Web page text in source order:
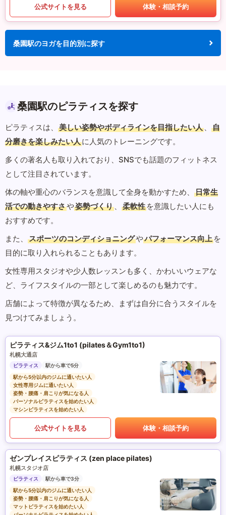
公式サイトを見る 体験・相談予約
桑園駅のヨガを目的別に探す
桑園駅のピラティスを探す
ピラティスは、 美しい姿勢やボディラインを目指したい人 、
自
分磨きを楽しみたい人に人気のトレーニングです。
多くの著名人も取り入れており、SNSでも話題のフィットネス
として注目されています。
体の軸や重心のバランスを意識して全身を動かすため、
日常生
活での動きやすさや姿勢づくり 、 柔軟性 を意識したい人にも
おすすめです。
また、
スポーツのコンディショニングやパフォーマンス向上 を
目的に取り入れられることもあります。
女性専用スタジオや少人数レッスンも多く、かわいいウェアな
ど、ライフスタイルの一部として楽しめるのも魅力です。
店舗によって特徴が異なるため、まずは自分に合うスタイルを
見つけてみましょう。
ピラティス&ジム1to1 (pilates＆Gym1to1)
札幌大通店
ピラティス
駅から車で5分
駅から5分以内のジムに通いたい人
女性専用ジムに通いたい人
姿勢・腰痛・肩こりが気になる人
パーソナルピラティスを始めたい人
マシンピラティスを始めたい人
公式サイトを見る 体験・相談予約
ゼンプレイスピラティス (zen place pilates)
札幌スタジオ店
ピラティス
駅から車で3分
駅から5分以内のジムに通いたい人
姿勢・腰痛・肩こりが気になる人
マットピラティスを始めたい人